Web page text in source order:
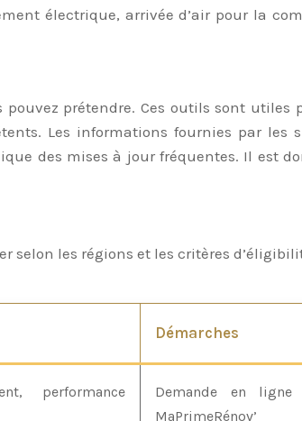
électrique, arrivée d’air pour la
prétendre. Ces outils sont utiles
Les informations fournies par les
des mises à jour fréquentes. Il est
selon les régions et les critères
Démarches
performance
Demande en
MaPrimeRénov’